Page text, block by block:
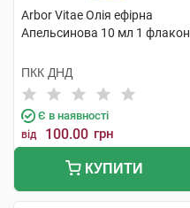
Arbor Vitae Олія ефірна
Апельсинова 10 мл 1 флакон
ПКК ДНД
Є в наявності
від 100.00 грн
КУПИТИ